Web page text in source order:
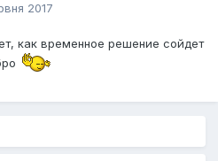
2017
как временное решение сойдет